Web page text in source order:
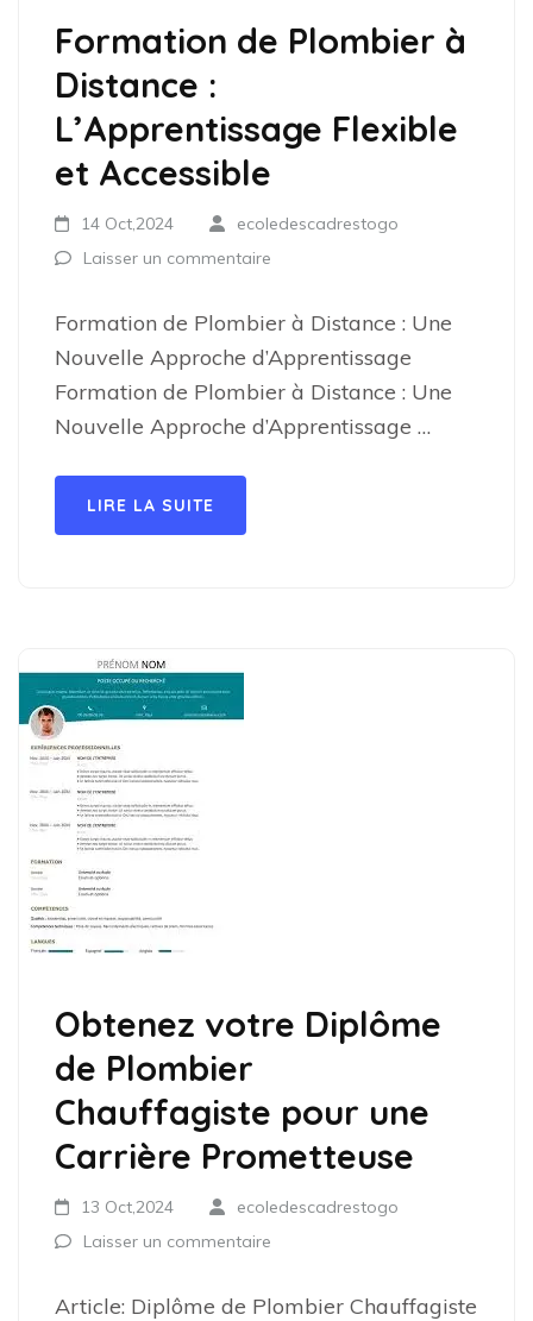
Formation de Plombier à
Distance :
L’Apprentissage Flexible
et Accessible
14 Oct,2024
ecoledescadrestogo
Laisser un commentaire
Formation de Plombier à Distance : Une
Nouvelle Approche d’Apprentissage
Formation de Plombier à Distance : Une
Nouvelle Approche d’Apprentissage …
LIRE LA SUITE
Obtenez votre Diplôme
de Plombier
Chauffagiste pour une
Carrière Prometteuse
13 Oct,2024
ecoledescadrestogo
Laisser un commentaire
Article: Diplôme de Plombier Chauffagiste